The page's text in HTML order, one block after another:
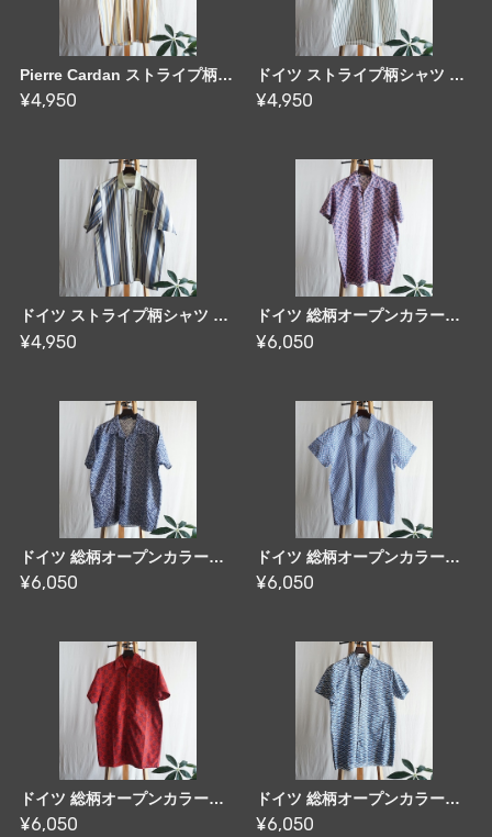
Pierre Cardan ストライプ柄シャツ 90's France [C2893]
¥4,950
ドイツ ストライプ柄シャツ 80-90's Germany [C2894]
¥4,950
ドイツ ストライプ柄シャツ 80's Germany [C2895]
¥4,950
ドイツ 総柄オープンカラーシャツ 70's Germany [C2870]
¥6,050
ドイツ 総柄オープンカラーシャツ 70's Germany [C2871]
¥6,050
ドイツ 総柄オープンカラーシャツ 70's Germany [C2872]
¥6,050
ドイツ 総柄オープンカラーシャツ 70's Germany [C2873]
¥6,050
ドイツ 総柄オープンカラーシャツ 70's Germany [C2874]
¥6,050